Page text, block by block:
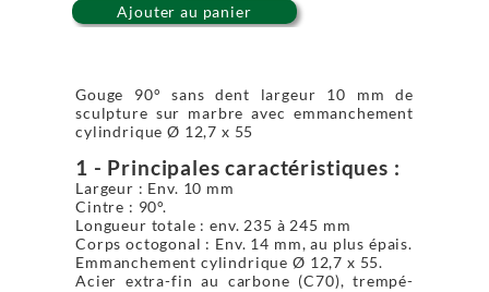
Ajouter au panier
Gouge 90° sans dent largeur 10 mm de
sculpture sur marbre avec emmanchement
cylindrique Ø 12,7 x 55
1 - Principales caractéristiques :
Largeur : Env. 10 mm
Cintre : 90°.
Longueur totale : env. 235 à 245 mm
Corps octogonal : Env. 14 mm, au plus épais.
Emmanchement cylindrique Ø 12,7 x 55.
Acier extra-fin au carbone (C70), trempé-